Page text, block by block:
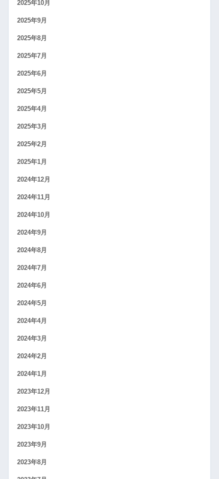
2025年10月
2025年9月
2025年8月
2025年7月
2025年6月
2025年5月
2025年4月
2025年3月
2025年2月
2025年1月
2024年12月
2024年11月
2024年10月
2024年9月
2024年8月
2024年7月
2024年6月
2024年5月
2024年4月
2024年3月
2024年2月
2024年1月
2023年12月
2023年11月
2023年10月
2023年9月
2023年8月